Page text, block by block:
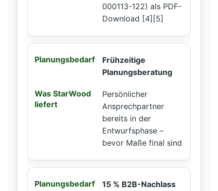
000113-122) als PDF-
Download [4][5]
Frühzeitige
Planungsberatung
Persönlicher
Ansprechpartner
bereits in der
Entwurfsphase –
bevor Maße final sind
15 % B2B-Nachlass